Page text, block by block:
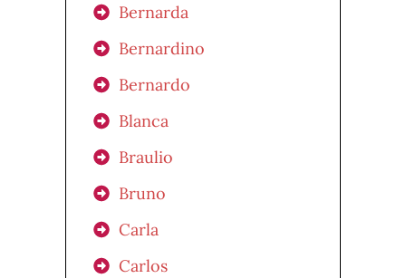
Bernarda
Bernardino
Bernardo
Blanca
Braulio
Bruno
Carla
Carlos